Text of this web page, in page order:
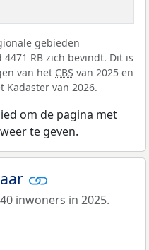
gebieden
RB zich bevindt. Dit is
van het CBS van 2025 en
Kadaster van 2026.
om de pagina met
te geven.
inwoners in 2025.